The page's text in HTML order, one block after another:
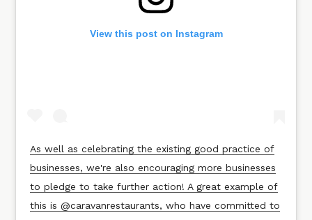
View this post on Instagram
As well as celebrating the existing good practice of
businesses, we're also encouraging more businesses
to pledge to take further action! A great example of
this is @caravanrestaurants, who have committed to